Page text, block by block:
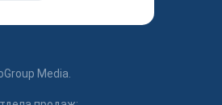
Media.